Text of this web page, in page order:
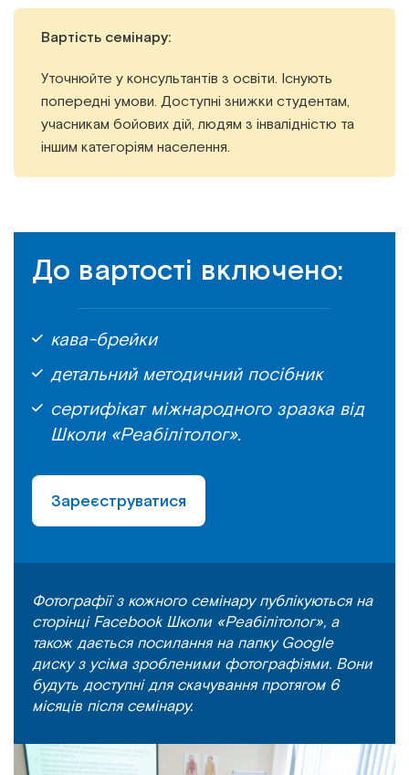
Вартість семінару:
Уточнюйте у консультантів з освіти. Існують
попередні умови. Доступні знижки студентам,
учасникам бойових дій, людям з інвалідністю та
іншим категоріям населення.
До вартості включено:
кава-брейки
детальний методичний посібник
сертифікат міжнародного зразка від
Школи «Реабілітолог».
Зареєструватися
Фотографії з кожного семінару публікуються на
сторінці Facebook Школи «Реабілітолог», а
також дається посилання на папку Google
диску з усіма зробленими фотографіями. Вони
будуть доступні для скачування протягом 6
місяців після семінару.